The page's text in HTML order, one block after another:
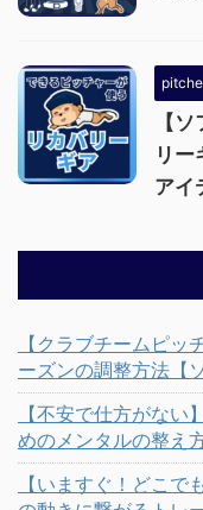
【
リ
アイ
【クラブチームピ
ーズンの調整方法【
【不安で仕方がな
めのメンタルの整え
【いますぐ！どこ